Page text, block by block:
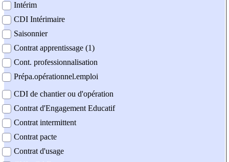
Intérim
CDI Intérimaire
Saisonnier
Contrat apprentissage (1)
Cont. professionnalisation
Prépa.opérationnel.emploi
CDI de chantier ou d'opération
Contrat d'Engagement Educatif
Contrat intermittent
Contrat pacte
Contrat d'usage